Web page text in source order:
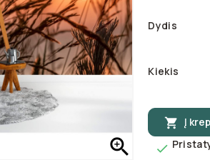

Dydis
Kiekis
 Į
